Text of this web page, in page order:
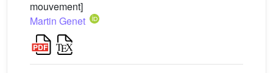
mouvement]
Martin Genet